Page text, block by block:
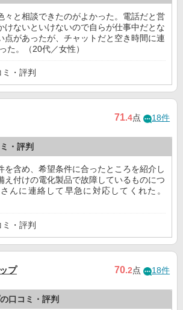
々と相談できたのがよかった。電話だと営
けないといけないので自らが仕事中だとな
点があったが、チャットだと空き時間に連
た。（20代／女性）
・評判
71.4点 18件
・評判
を含め、希望条件に合ったところを紹介し
え付けの電化製品で故障しているものにつ
んに連絡して早急に対応してくれた。
・評判
プ 70.2点 18件
口コミ・評判